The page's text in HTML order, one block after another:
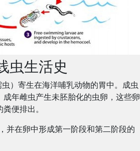
虫生活史
）寄生在海洋哺乳动物的胃中。成虫
成年雌虫产生未胚胎化的虫卵，这些卵
便排出。
并在卵中形成第一阶段和第二阶段的